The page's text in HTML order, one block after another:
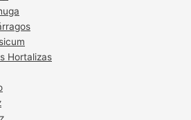
Hortalizas